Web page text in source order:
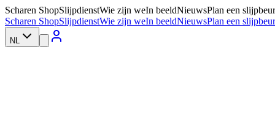
Scharen ShopSlijpdienstWie zijn weIn beeldNieuwsPlan een
Scharen ShopSlijpdienstWie zijn weIn beeldNieuwsPlan een
NL